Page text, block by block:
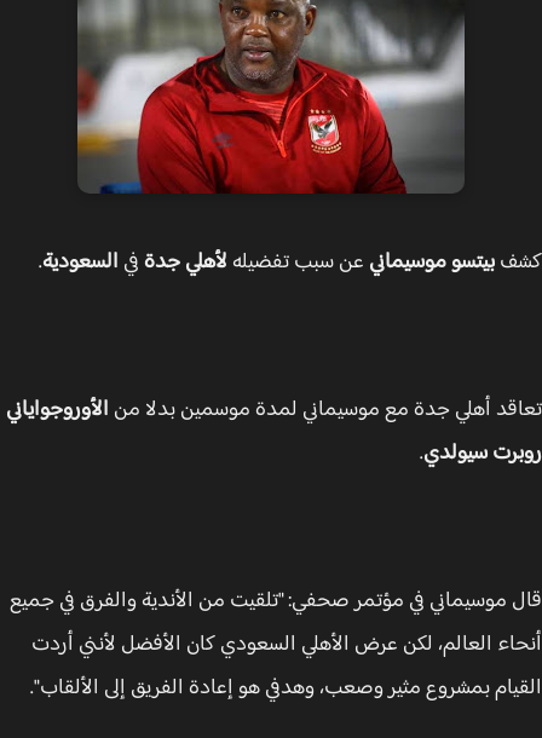
بيتسو موسيمانيعن سبب تفضيلهلأهلي جدةفيالسعودية.
أهلي جدة مع موسيماني لمدة موسمين بدلا منالأوروجواياني
سيولدي.
موسيماني في مؤتمر صحفي: "تلقيت من الأندية والفرق في جميع
العالم، لكن عرض الأهلي السعودي كان الأفضل لأنني أردت
بمشروع مثير وصعب، وهدفي هو إعادة الفريق إلى الألقاب".